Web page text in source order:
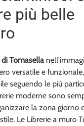
più belle
Tomasella
versatile e
seguendo le più
moderne sono
la zona giorno
Le Librerie a muro